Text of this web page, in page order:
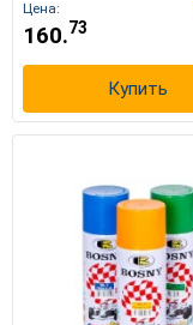
Цена:
160.73
Купить